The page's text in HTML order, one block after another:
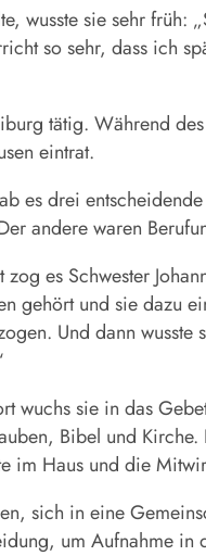
wusste sie sehr früh:
so sehr, dass ich
tätig. Während
eintrat.
es drei
andere waren
es Schwester
gehört und sie dazu
Und dann
wuchs sie in das
Bibel und
im Haus und die
sich in eine
um Aufnahme in